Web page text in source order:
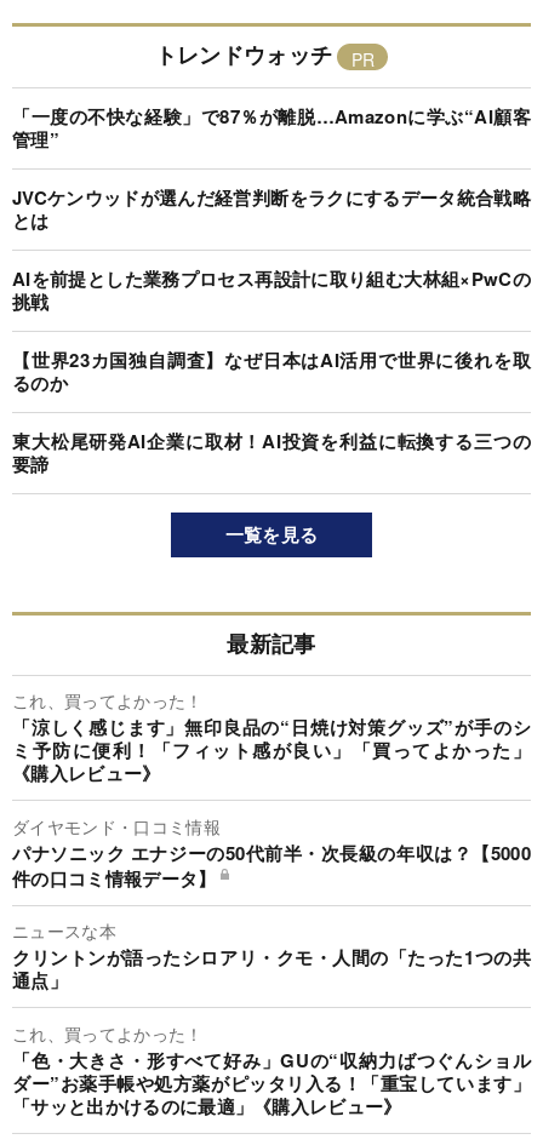
トレンドウォッチ
「一度の不快な経験」で87％が離脱…Amazonに学ぶ“AI顧客
管理”
JVCケンウッドが選んだ経営判断をラクにするデータ統合戦略
とは
AIを前提とした業務プロセス再設計に取り組む大林組×PwCの
挑戦
【世界23カ国独自調査】なぜ日本はAI活用で世界に後れを取
るのか
東大松尾研発AI企業に取材！AI投資を利益に転換する三つの
要諦
一覧を見る
最新記事
これ、買ってよかった！
「涼しく感じます」無印良品の“日焼け対策グッズ”が手のシ
ミ予防に便利！「フィット感が良い」「買ってよかった」
《購入レビュー》
ダイヤモンド・口コミ情報
パナソニック エナジーの50代前半・次長級の年収は？【5000
件の口コミ情報データ】
ニュースな本
クリントンが語ったシロアリ・クモ・人間の「たった1つの共
通点」
これ、買ってよかった！
「色・大きさ・形すべて好み」GUの“収納力ばつぐんショル
ダー”お薬手帳や処方薬がピッタリ入る！「重宝しています」
「サッと出かけるのに最適」《購入レビュー》